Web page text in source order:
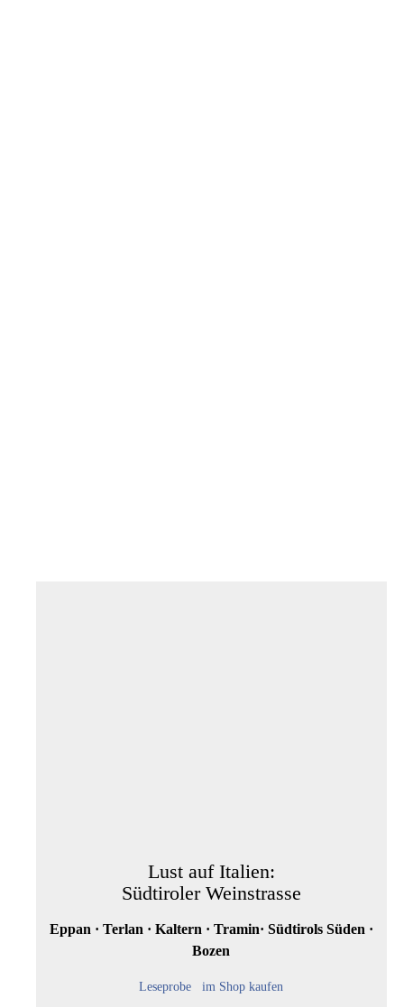
Lust auf Italien:
Südtiroler Weinstrasse
Eppan · Terlan · Kaltern · Tramin· Südtirols Süden ·
Bozen
Leseprobe im Shop kaufen